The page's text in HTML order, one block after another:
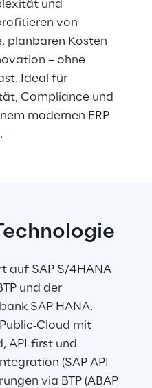
und
von
planbaren Kosten
– ohne
Ideal für
Compliance und
modernen ERP
auf SAP S/4HANA
und der
SAP HANA.
mit
API‑first und
(SAP API
via BTP (ABAP